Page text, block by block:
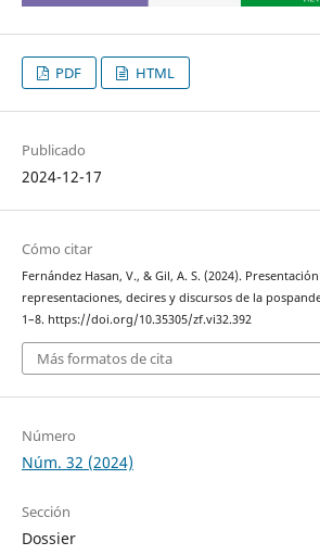
PDF HTML
Publicado
2024-12-17
Cómo citar
Fernández Hasan, V., & Gil, A. S. (2024).
representaciones, decires y discursos de la
1–8. https://doi.org/10.35305/zf.vi32.392
Más formatos de cita
Número
Núm. 32 (2024)
Sección
Dossier